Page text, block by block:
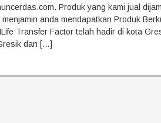
Produk yang kami jual
menjamin anda mendapatkan Produk
Transfer Factor telah hadir di kota
dan […]